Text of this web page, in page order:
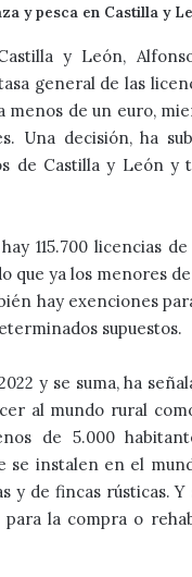
y pesca en Castilla y
y León,
general de las
a menos de un euro,
Una decisión, ha
de Castilla y León y
115.700 licencias
que ya los menores
hay exenciones
supuestos.
y se suma, ha
al mundo rural
de 5.000
se instalen en el
y de fincas rústicas.
la compra o